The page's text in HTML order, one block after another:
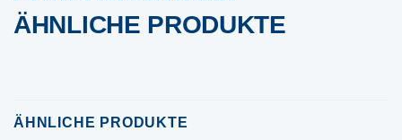
ÄHNLICHE PRODUKTE
ÄHNLICHE PRODUKTE